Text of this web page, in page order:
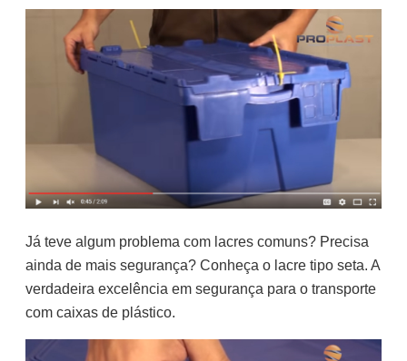
Já teve algum problema com lacres comuns? Precisa
ainda de mais segurança? Conheça o lacre tipo seta. A
verdadeira excelência em segurança para o transporte
com caixas de plástico.